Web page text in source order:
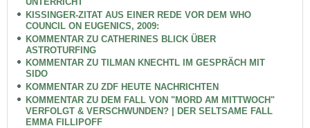
KISSINGER-ZITAT AUS EINER REDE VOR DEM WHO
COUNCIL ON EUGENICS, 2009:
KOMMENTAR ZU CATHERINES BLICK ÜBER
ASTROTURFING
KOMMENTAR ZU TILMAN KNECHTL IM GESPRÄCH MIT
SIDO
KOMMENTAR ZU ZDF HEUTE NACHRICHTEN
KOMMENTAR ZU DEM FALL VON "MORD AM MITTWOCH"
VERFOLGT & VERSCHWUNDEN? | DER SELTSAME FALL
EMMA FILLIPOFF